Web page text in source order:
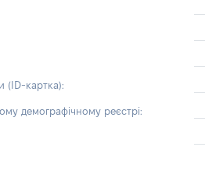
(ID-картка):
демографічному реєстрі: